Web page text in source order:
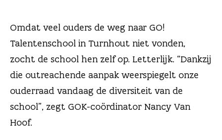
Omdat veel ouders de weg naar GO!
Talentenschool in Turnhout niet vonden,
zocht de school hen zelf op. Letterlijk. “Dankzij
die outreachende aanpak weerspiegelt onze
ouderraad vandaag de diversiteit van de
school”, zegt GOK-coördinator Nancy Van
Hoof.